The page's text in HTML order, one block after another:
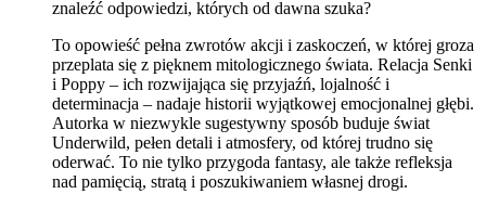
znaleźć odpowiedzi, których od dawna szuka?
To opowieść pełna zwrotów akcji i zaskoczeń, w której groza
przeplata się z pięknem mitologicznego świata. Relacja Senki
i Poppy – ich rozwijająca się przyjaźń, lojalność i
determinacja – nadaje historii wyjątkowej emocjonalnej głębi.
Autorka w niezwykle sugestywny sposób buduje świat
Underwild, pełen detali i atmosfery, od której trudno się
oderwać. To nie tylko przygoda fantasy, ale także refleksja
nad pamięcią, stratą i poszukiwaniem własnej drogi.